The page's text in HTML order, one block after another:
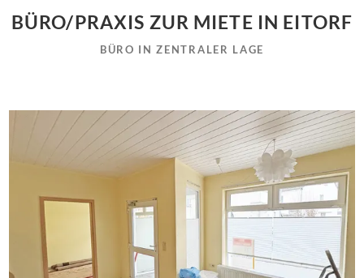
BÜRO/PRAXIS ZUR MIETE IN EITORF
BÜRO IN ZENTRALER LAGE